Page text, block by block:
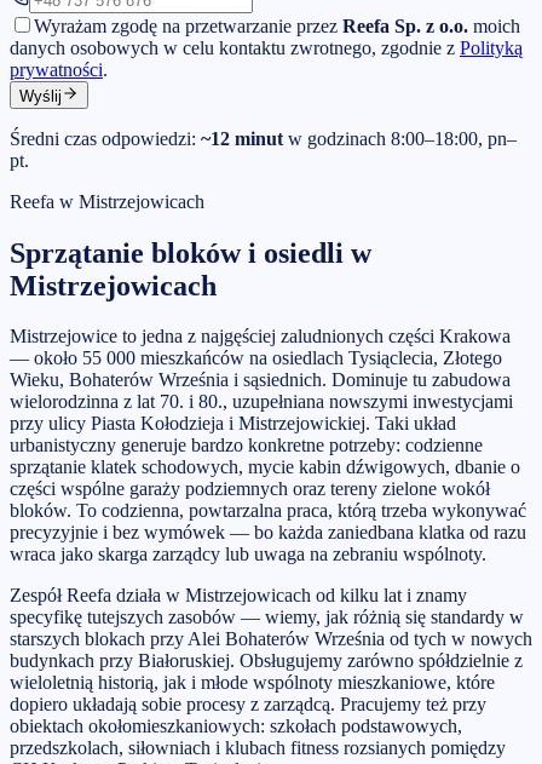
Wyrażam zgodę na przetwarzanie przez Reefa Sp. z o.o. moich
danych osobowych w celu kontaktu zwrotnego, zgodnie z Polityką
prywatności.
Wyślij
Średni czas odpowiedzi: ~12 minut w godzinach 8:00–18:00, pn–
pt.
Reefa w Mistrzejowicach
Sprzątanie bloków i osiedli w
Mistrzejowicach
Mistrzejowice to jedna z najgęściej zaludnionych części Krakowa
— około 55 000 mieszkańców na osiedlach Tysiąclecia, Złotego
Wieku, Bohaterów Września i sąsiednich. Dominuje tu zabudowa
wielorodzinna z lat 70. i 80., uzupełniana nowszymi inwestycjami
przy ulicy Piasta Kołodzieja i Mistrzejowickiej. Taki układ
urbanistyczny generuje bardzo konkretne potrzeby: codzienne
sprzątanie klatek schodowych, mycie kabin dźwigowych, dbanie o
części wspólne garaży podziemnych oraz tereny zielone wokół
bloków. To codzienna, powtarzalna praca, którą trzeba wykonywać
precyzyjnie i bez wymówek — bo każda zaniedbana klatka od razu
wraca jako skarga zarządcy lub uwaga na zebraniu wspólnoty.
Zespół Reefa działa w Mistrzejowicach od kilku lat i znamy
specyfikę tutejszych zasobów — wiemy, jak różnią się standardy w
starszych blokach przy Alei Bohaterów Września od tych w nowych
budynkach przy Białoruskiej. Obsługujemy zarówno spółdzielnie z
wieloletnią historią, jak i młode wspólnoty mieszkaniowe, które
dopiero układają sobie procesy z zarządcą. Pracujemy też przy
obiektach okołomieszkaniowych: szkołach podstawowych,
przedszkolach, siłowniach i klubach fitness rozsianych pomiędzy